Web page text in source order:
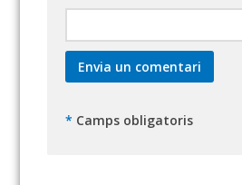
* Camps obligatoris